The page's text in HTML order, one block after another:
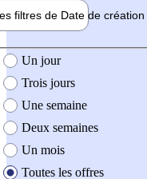
filtres de Date de création
création de l'offre
Un jour
Trois jours
Une semaine
Deux semaines
Un mois
Toutes les offres